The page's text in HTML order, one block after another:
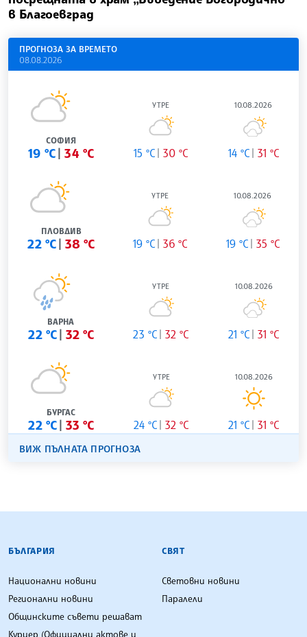
в Благоевград
ПРОГНОЗА ЗА ВРЕМЕТО
08.08.2026
СОФИЯ
19 °C 34 °C
УТРЕ
15 °C 30 °C
10.08.2026
14 °C 31 °C
ПЛОВДИВ
22 °C 38 °C
УТРЕ
19 °C 36 °C
10.08.2026
19 °C 35 °C
ВАРНА
22 °C 32 °C
УТРЕ
23 °C 32 °C
10.08.2026
21 °C 31 °C
БУРГАС
22 °C 33 °C
УТРЕ
24 °C 32 °C
10.08.2026
21 °C 31 °C
ВИЖ ПЪЛНАТА ПРОГНОЗА
БЪЛГАРСКА ТЕЛЕГРАФНА АГЕНЦИЯ
БЪЛГАРИЯ
Национални новини
Регионални новини
Общинските съвети решават
Куриер (Официални актове и
СВЯТ
Световни новини
Паралели